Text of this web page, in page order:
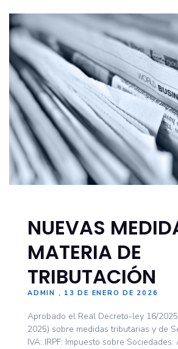
NUEVAS
MATERIA DE
TRIBUTACIÓN
ADMIN 13 DE ENERO DE 2026
Aprobado el Real Decreto-ley 16/
2025) sobre medidas tributarias y de
IVA: IRPF: Impuesto sobre Sociedades: